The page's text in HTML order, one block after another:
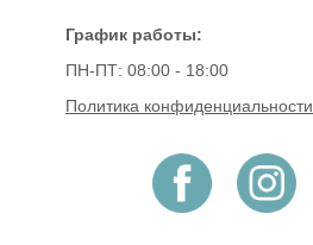
График работы:
ПН-ПТ: 08:00 - 18:00
Политика конфиденциальности